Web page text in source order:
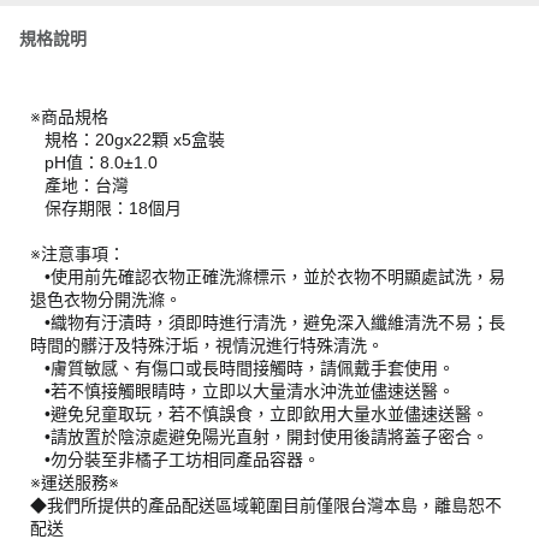
規格說明
※商品規格
規格：20gx22顆 x5盒裝
pH值：8.0±1.0
產地：台灣
保存期限：18個月
※注意事項：
•使用前先確認衣物正確洗滌標示，並於衣物不明顯處試洗，易
退色衣物分開洗滌。
•織物有汙漬時，須即時進行清洗，避免深入纖維清洗不易；長
時間的髒汙及特殊汙垢，視情況進行特殊清洗。
•膚質敏感、有傷口或長時間接觸時，請佩戴手套使用。
•若不慎接觸眼睛時，立即以大量清水沖洗並儘速送醫。
•避免兒童取玩，若不慎誤食，立即飲用大量水並儘速送醫。
•請放置於陰涼處避免陽光直射，開封使用後請將蓋子密合。
•勿分裝至非橘子工坊相同產品容器。
※運送服務※
◆我們所提供的產品配送區域範圍目前僅限台灣本島，離島恕不
配送